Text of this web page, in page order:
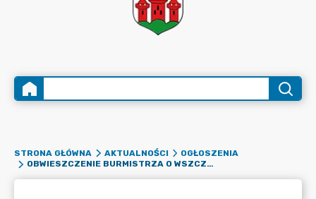
STRONA GŁÓWNA AKTUALNOŚCI
OGŁOSZENIA
OBWIESZCZENIE BURMISTRZA O WSZCZĘCIU POSTĘPOWANIA INWESTYCJA CELU PUBLICZNEGO ROZBUDOWA SIECI WODOCIĄGOWEJ I SIECI KANALIZACJI SANITARNEJ W ŁĘCZYCY